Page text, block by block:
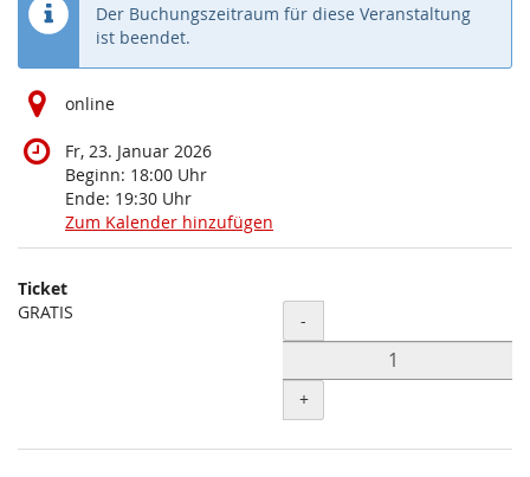
Der Buchungszeitraum für diese Veranstaltung
ist beendet.
online
Fr, 23. Januar 2026
Beginn: 18:00 Uhr
Ende: 19:30 Uhr
Zum Kalender hinzufügen
Produkte
Unkategorisierte
Ticket
GRATIS
Menge
-
+